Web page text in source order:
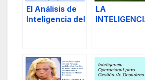
El Análisis de
Inteligencia del
LA
en la «nube»